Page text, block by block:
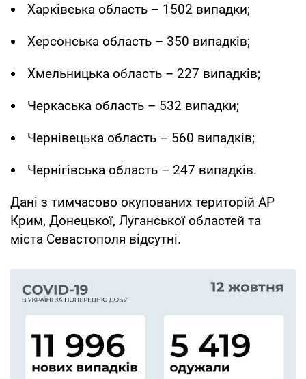
Харківська область – 1502 випадки;
Херсонська область – 350 випадків;
Хмельницька область – 227 випадків;
Черкаська область – 532 випадки;
Чернівецька область – 560 випадків;
Чернігівська область – 247 випадків.
Дані з тимчасово окупованих територій АР
Крим, Донецької, Луганської областей та
міста Севастополя відсутні.